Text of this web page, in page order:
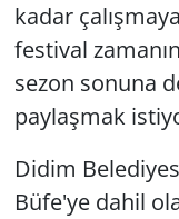
kadar
festival
sezon sonuna
paylaşmak
Didim
Büfe'ye dahil